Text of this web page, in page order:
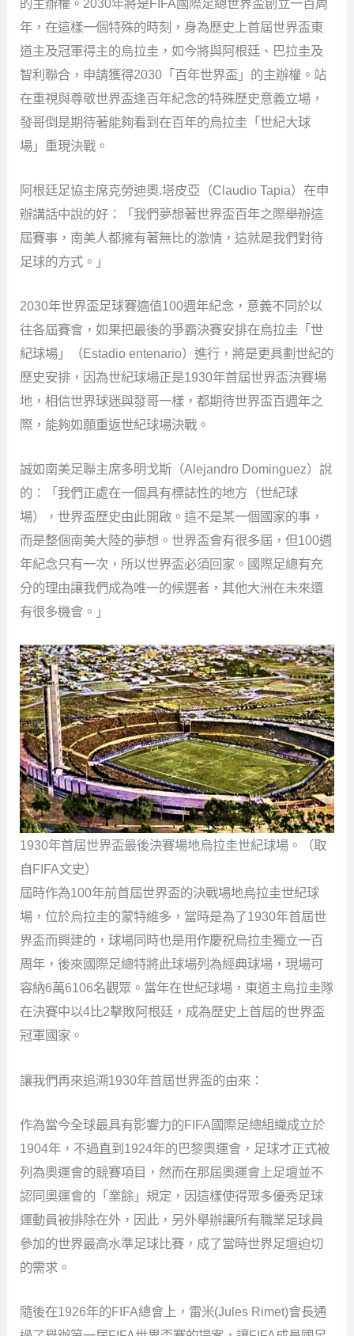
的主辦權。2030年將是FIFA國際足總世界盃創立一百周
年，在這樣一個特殊的時刻，身為歷史上首屆世界盃東
道主及冠軍得主的烏拉圭，如今將與阿根廷、巴拉圭及
智利聯合，申請獲得2030「百年世界盃」的主辦權。站
在重視與尊敬世界盃逢百年紀念的特殊歷史意義立場，
發哥倒是期待著能夠看到在百年的烏拉圭「世紀大球
場」重現決戰。
阿根廷足協主席克勞迪奧.塔皮亞（Claudio Tapia）在申
辦講話中說的好：「我們夢想著世界盃百年之際舉辦這
屆賽事，南美人都擁有著無比的激情，這就是我們對待
足球的方式。」
2030年世界盃足球賽適值100週年紀念，意義不同於以
往各屆賽會，如果把最後的爭霸決賽安排在烏拉圭「世
紀球場」（Estadio entenario）進行，將是更具劃世紀的
歷史安排，因為世紀球場正是1930年首屆世界盃決賽場
地，相信世界球迷與發哥一樣，都期待世界盃百週年之
際，能夠如願重返世紀球場決戰。
誠如南美足聯主席多明戈斯（Alejandro Dominguez）說
的：「我們正處在一個具有標誌性的地方（世紀球
場），世界盃歷史由此開啟。這不是某一個國家的事，
而是整個南美大陸的夢想。世界盃會有很多屆，但100週
年紀念只有一次，所以世界盃必須回家。國際足總有充
分的理由讓我們成為唯一的候選者，其他大洲在未來還
有很多機會。」
1930年首屆世界盃最後決賽場地烏拉圭世紀球場。（取
自FIFA文史）
屆時作為100年前首屆世界盃的決戰場地烏拉圭世紀球
場，位於烏拉圭的蒙特維多，當時是為了1930年首屆世
界盃而興建的，球場同時也是用作慶祝烏拉圭獨立一百
周年，後來國際足總特將此球場列為經典球場，現場可
容納6萬6106名觀眾。當年在世紀球場，東道主烏拉圭隊
在決賽中以4比2擊敗阿根廷，成為歷史上首屆的世界盃
冠軍國家。
讓我們再來追溯1930年首屆世界盃的由來：
作為當今全球最具有影響力的FIFA國際足總組織成立於
1904年，不過直到1924年的巴黎奧運會，足球才正式被
列為奧運會的競賽項目，然而在那屆奧運會上足壇並不
認同奧運會的「業餘」規定，因這樣使得眾多優秀足球
運動員被排除在外，因此，另外舉辦讓所有職業足球員
參加的世界最高水準足球比賽，成了當時世界足壇迫切
的需求。
隨後在1926年的FIFA總會上，雷米(Jules Rimet)會長通